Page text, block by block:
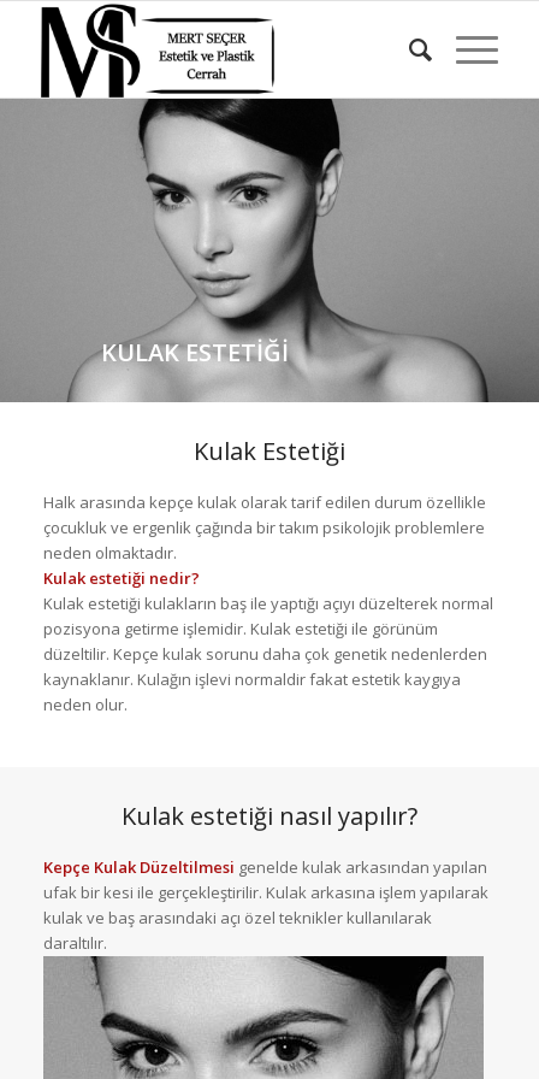
KULAK ESTETIĞI
Kulak Estetiği
Halk arasında kepçe kulak olarak tarif edilen durum özellikle
çocukluk ve ergenlik çağında bir takım psikolojik problemlere
neden olmaktadır.
Kulak estetiği nedir?
Kulak estetiği kulakların baş ile yaptığı açıyı düzelterek normal
pozisyona getirme işlemidir. Kulak estetiği ile görünüm
düzeltilir. Kepçe kulak sorunu daha çok genetik nedenlerden
kaynaklanır. Kulağın işlevi normaldir fakat estetik kaygıya
neden olur.
Kulak estetiği nasıl yapılır?
Kepçe Kulak Düzeltilmesi genelde kulak arkasından yapılan
ufak bir kesi ile gerçekleştirilir. Kulak arkasına işlem yapılarak
kulak ve baş arasındaki açı özel teknikler kullanılarak
daraltılır.